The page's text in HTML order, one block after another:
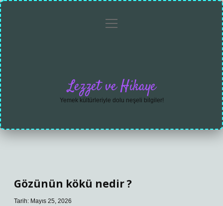
Gizlilikmenüyü
Lezzet ve Hikaye
Yemek kültürleriyle dolu neşeli bilgiler!
Gözünün kökü nedir ?
Tarih: Mayıs 25, 2026